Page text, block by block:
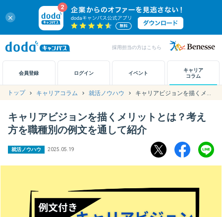
close
会員登録 ログイン イベント
キャリア
コラム
採用担当の方はこちら
キャリアノート
アカウント設定
お問い合わせ
トップ キャリアコラム 就活ノウハウ キャリアビジョンを描くメリットとは？考え方を職種別の例文を通して紹介
キャリアビジョンを描くメリットとは？考え
方を職種別の例文を通して紹介
就活ノウハウ 2025.05.19